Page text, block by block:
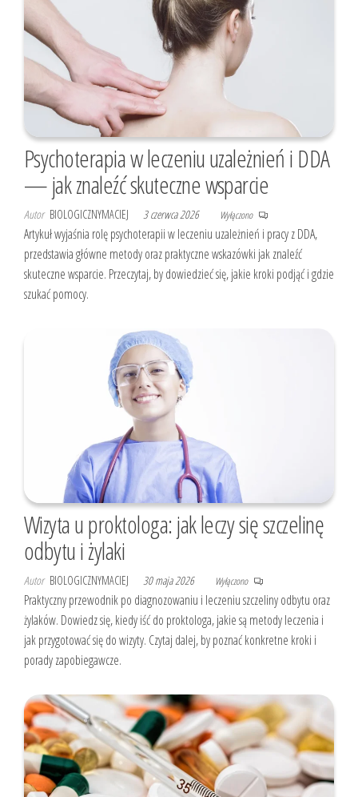
Psychoterapia w leczeniu uzależnień i DDA
— jak znaleźć skuteczne wsparcie
Autor BIOLOGICZNYMACIEJ 3 czerwca 2026 Wyłączono
Artykuł wyjaśnia rolę psychoterapii w leczeniu uzależnień i pracy z DDA,
przedstawia główne metody oraz praktyczne wskazówki jak znaleźć
skuteczne wsparcie. Przeczytaj, by dowiedzieć się, jakie kroki podjąć i gdzie
szukać pomocy.
Wizyta u proktologa: jak leczy się szczelinę
odbytu i żylaki
Autor BIOLOGICZNYMACIEJ 30 maja 2026 Wyłączono
Praktyczny przewodnik po diagnozowaniu i leczeniu szczeliny odbytu oraz
żylaków. Dowiedz się, kiedy iść do proktologa, jakie są metody leczenia i
jak przygotować się do wizyty. Czytaj dalej, by poznać konkretne kroki i
porady zapobiegawcze.